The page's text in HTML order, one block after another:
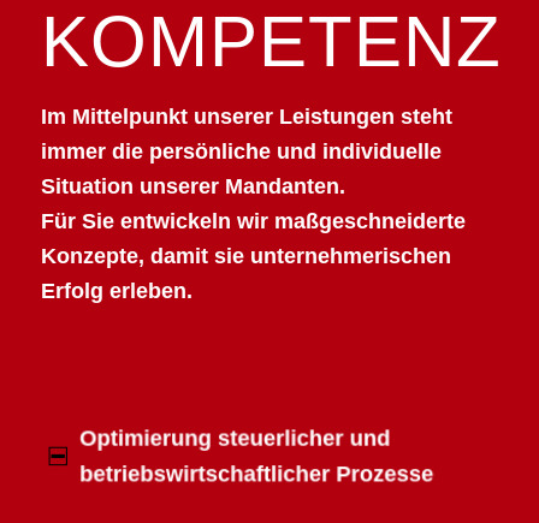
KOMPETENZ
Im Mittelpunkt unserer Leistungen steht
immer die persönliche und individuelle
Situation unserer Mandanten.
Für Sie entwickeln wir maßgeschneiderte
Konzepte, damit sie unternehmerischen
Erfolg erleben.
Optimierung steuerlicher und
betriebswirtschaftlicher Prozesse